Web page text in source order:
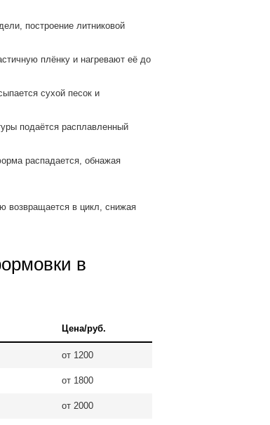
построение литниковой
плёнку и нагревают её до
сухой песок и
подаётся расплавленный
распадается, обнажая
возвращается в цикл, снижая
в
Цена/руб.
от 1200
от 1800
от 2000